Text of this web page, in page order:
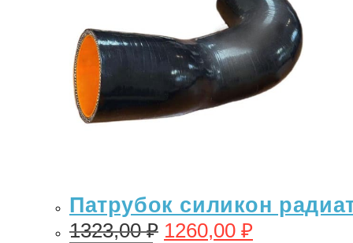
Патрубок силикон
1323,00₽ 1260,00 ₽